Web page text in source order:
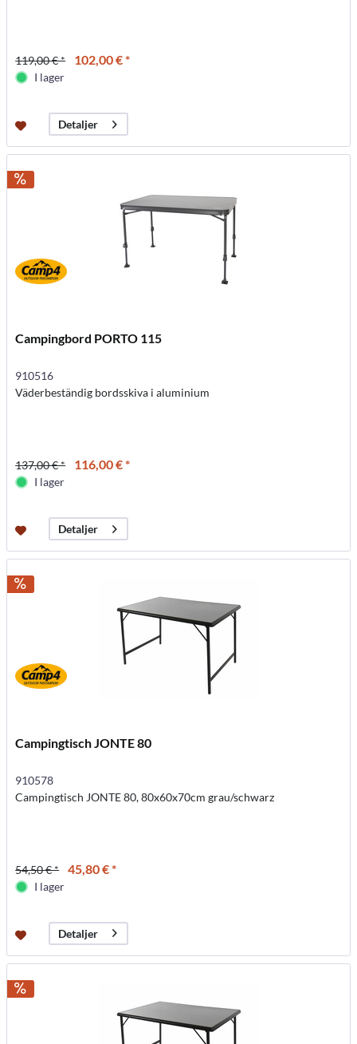
119,00 € * 102,00 € *
I lager
Detaljer
Campingbord PORTO 115
910516
Väderbeständig bordsskiva i aluminium
137,00 € * 116,00 € *
I lager
Detaljer
Campingtisch JONTE 80
910578
Campingtisch JONTE 80, 80x60x70cm grau/schwarz
54,50 € * 45,80 € *
I lager
Detaljer